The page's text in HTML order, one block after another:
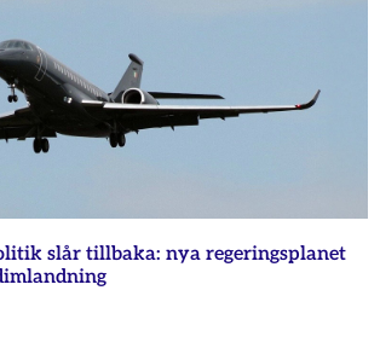
slår tillbaka: nya regeringsplanet